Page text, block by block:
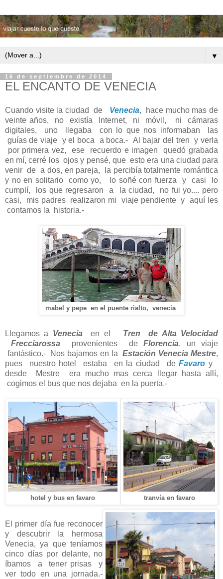
▼
16 de septiembre de 2014
EL ENCANTO DE VENECIA
Cuando visite la ciudad de Venecia, hace mucho mas de
veinte años, no existía Internet, ni móvil, ni cámaras
digitales, uno llegaba con lo que nos informaban las
guías de viaje y el boca a boca.- Al bajar del tren y verla
por primera vez, ese recuerdo e imagen quedó grabada
en mí, cerré los ojos y pensé, que esto era una ciudad para
venir de a dos, en pareja, la percibía totalmente romántica
y no en solitario como yo, lo soñé con fuerza y casi lo
cumplí, los que regresaron a la ciudad, no fui yo.... pero
casi, mis padres realizaron mi viaje pendiente y aquí les
contamos la historia.-
mabel y pepe en el puente rialto, venecia
Llegamos a Veneciaen el Tren de Alta Velocidad
Frecciarossaprovenientes de Florencia, un viaje
fantástico.- Nos bajamos en laEstación Venecia Mestre,
pues nuestro hotel estaba en la ciudad deFavaro y
desde Mestre era mucho mas cerca llegar hasta allí,
cogimos el bus que nos dejaba en la puerta.-
hotel y bus en favaro tranvía en favaro
El primer día fue reconocer
y descubrir la hermosa
Venecia, ya que teníamos
cinco días por delante, no
íbamos a tener prisas y
ver todo en una jornada.-